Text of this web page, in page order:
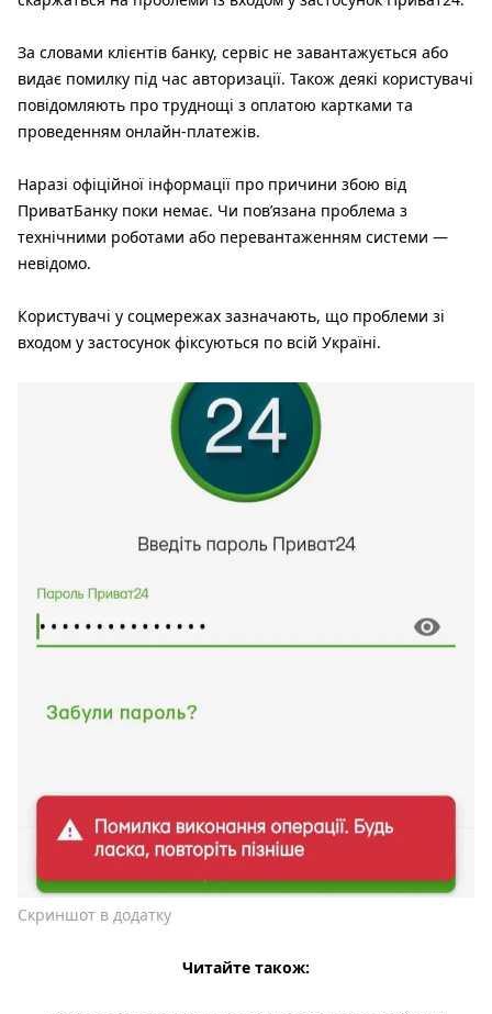
За словами клієнтів банку, сервіс не завантажується або
видає помилку під час авторизації. Також деякі користувачі
повідомляють про труднощі з оплатою картками та
проведенням онлайн-платежів.
Наразі офіційної інформації про причини збою від
ПриватБанку поки немає. Чи пов’язана проблема з
технічними роботами або перевантаженням системи —
невідомо.
Користувачі у соцмережах зазначають, що проблеми зі
входом у застосунок фіксуються по всій Україні.
Скриншот в додатку
Читайте також: